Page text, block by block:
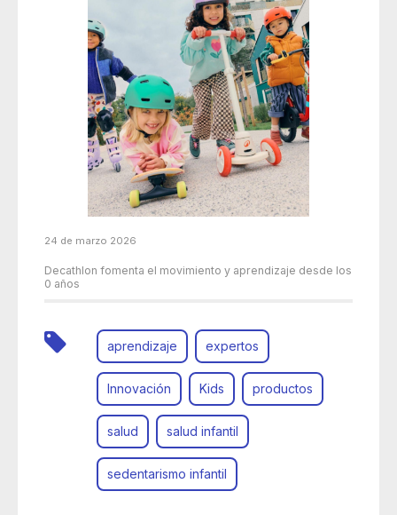
24 de marzo 2026
Decathlon fomenta el movimiento y aprendizaje desde los
0 años
aprendizaje expertos
Innovación Kids productos
salud salud infantil
sedentarismo infantil